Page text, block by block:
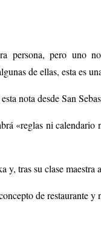
persona, pero uno
de ellas, esta es
nota desde San
«reglas ni calendario
y, tras su clase
de restaurante